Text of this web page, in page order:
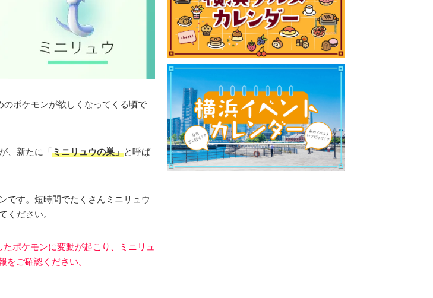
ポケモンが欲しくなってくる頃で
、新たに「ミニリュウの巣」と呼ば
です。短時間でたくさんミニリュウ
ください。
ポケモンに変動が起こり、ミニリュ
をご確認ください。